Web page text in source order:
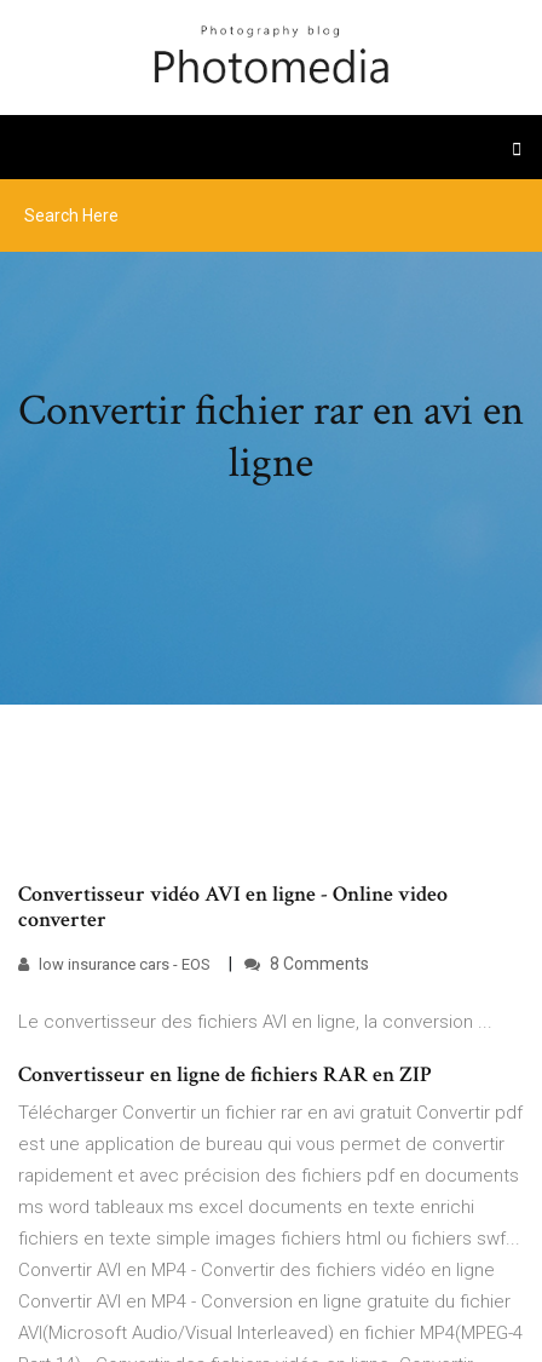
Convertir fichier rar en avi en
ligne
Convertisseur vidéo AVI en ligne - Online video
converter
low insurance cars - EOS 8 Comments
Le convertisseur des fichiers AVI en ligne, la conversion ...
Convertisseur en ligne de fichiers RAR en ZIP
Télécharger Convertir un fichier rar en avi gratuit Convertir pdf
est une application de bureau qui vous permet de convertir
rapidement et avec précision des fichiers pdf en documents
ms word tableaux ms excel documents en texte enrichi
fichiers en texte simple images fichiers html ou fichiers swf...
Convertir AVI en MP4 - Convertir des fichiers vidéo en ligne
Convertir AVI en MP4 - Conversion en ligne gratuite du fichier
AVI(Microsoft Audio/Visual Interleaved) en fichier MP4(MPEG-4